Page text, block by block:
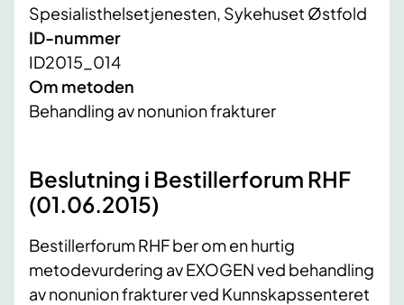
Spesialisthelsetjenesten, Sykehuset Østfold
ID-nummer
ID2015_014
Om metoden
Behandling av nonunion frakturer
Beslutning i Bestillerforum RHF
(01.06.2015)
Bestillerforum RHF ber om en hurtig
metodevurdering av EXOGEN ved behandling
av nonunion frakturer ved Kunnskapssenteret